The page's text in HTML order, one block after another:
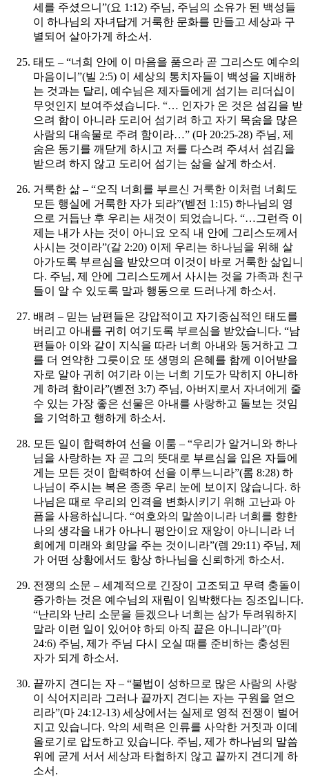
세를 주셨으니”(요 1:12) 주님, 주님의 소유가 된 백성들
이 하나님의 자녀답게 거룩한 문화를 만들고 세상과 구
별되어 살아가게 하소서.
태도 – “너희 안에 이 마음을 품으라 곧 그리스도 예수의
마음이니”(빌 2:5) 이 세상의 통치자들이 백성을 지배하
는 것과는 달리, 예수님은 제자들에게 섬기는 리더십이
무엇인지 보여주셨습니다. “… 인자가 온 것은 섬김을 받
으려 함이 아니라 도리어 섬기려 하고 자기 목숨을 많은
사람의 대속물로 주려 함이라…” (마 20:25-28) 주님, 제
숨은 동기를 깨닫게 하시고 저를 다스려 주셔서 섬김을
받으려 하지 않고 도리어 섬기는 삶을 살게 하소서.
거룩한 삶 – “오직 너희를 부르신 거룩한 이처럼 너희도
모든 행실에 거룩한 자가 되라”(벧전 1:15) 하나님의 영
으로 거듭난 후 우리는 새것이 되었습니다. “…그런즉 이
제는 내가 사는 것이 아니요 오직 내 안에 그리스도께서
사시는 것이라”(갈 2:20) 이제 우리는 하나님을 위해 살
아가도록 부르심을 받았으며 이것이 바로 거룩한 삶입니
다. 주님, 제 안에 그리스도께서 사시는 것을 가족과 친구
들이 알 수 있도록 말과 행동으로 드러나게 하소서.
배려 – 믿는 남편들은 강압적이고 자기중심적인 태도를
버리고 아내를 귀히 여기도록 부르심을 받았습니다. “남
편들아 이와 같이 지식을 따라 너희 아내와 동거하고 그
를 더 연약한 그릇이요 또 생명의 은혜를 함께 이어받을
자로 알아 귀히 여기라 이는 너희 기도가 막히지 아니하
게 하려 함이라”(벧전 3:7) 주님, 아버지로서 자녀에게 줄
수 있는 가장 좋은 선물은 아내를 사랑하고 돌보는 것임
을 기억하고 행하게 하소서.
모든 일이 합력하여 선을 이룸 – “우리가 알거니와 하나
님을 사랑하는 자 곧 그의 뜻대로 부르심을 입은 자들에
게는 모든 것이 합력하여 선을 이루느니라”(롬 8:28) 하
나님이 주시는 복은 종종 우리 눈에 보이지 않습니다. 하
나님은 때로 우리의 인격을 변화시키기 위해 고난과 아
픔을 사용하십니다. “여호와의 말씀이니라 너희를 향한
나의 생각을 내가 아나니 평안이요 재앙이 아니니라 너
희에게 미래와 희망을 주는 것이니라”(렘 29:11) 주님, 제
가 어떤 상황에서도 항상 하나님을 신뢰하게 하소서.
전쟁의 소문 – 세계적으로 긴장이 고조되고 무력 충돌이
증가하는 것은 예수님의 재림이 임박했다는 징조입니다.
“난리와 난리 소문을 듣겠으나 너희는 삼가 두려워하지
말라 이런 일이 있어야 하되 아직 끝은 아니니라”(마
24:6) 주님, 제가 주님 다시 오실 때를 준비하는 충성된
자가 되게 하소서.
끝까지 견디는 자 – “불법이 성하므로 많은 사람의 사랑
이 식어지리라 그러나 끝까지 견디는 자는 구원을 얻으
리라”(마 24:12-13) 세상에서는 실제로 영적 전쟁이 벌어
지고 있습니다. 악의 세력은 인류를 사악한 거짓과 이데
올로기로 압도하고 있습니다. 주님, 제가 하나님의 말씀
위에 굳게 서서 세상과 타협하지 않고 끝까지 견디게 하
소서.